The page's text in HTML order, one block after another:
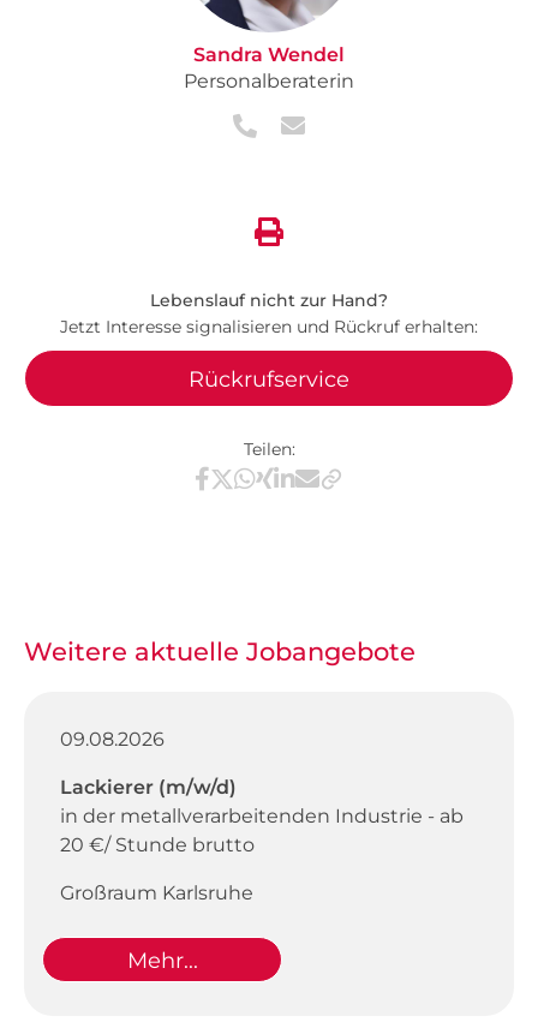
Sandra Wendel
Personalberaterin
Lebenslauf nicht zur Hand?
Jetzt Interesse signalisieren und Rückruf erhalten:
Rückrufservice
Teilen:
Teilen via Facebook
Teilen via X / Twitter
Teilen via WhatsApp
Teilen via Xing
Teilen via LinkedIn
Teilen via E-Mail
Weitere aktuelle Jobangebote
09.08.2026
Lackierer (m/w/d)
in der metallverarbeitenden Industrie - ab
20 €/ Stunde brutto
Großraum Karlsruhe
Mehr...